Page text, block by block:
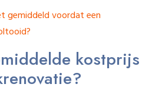
gemiddeld voordat een
kostprijs